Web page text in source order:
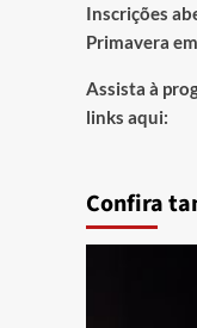
Inscrições
Primavera
Assista à
links aqui:
Confira